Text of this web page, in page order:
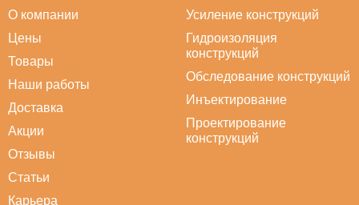
О компании
Цены
Товары
Наши работы
Доставка
Акции
Отзывы
Статьи
Карьера
Усиление конструкций
Гидроизоляция
конструкций
Обследование конструкций
Инъектирование
Проектирование
конструкций